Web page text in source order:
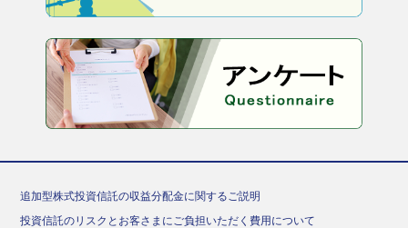
追加型株式投資信託の収益分配金に関するご説明
投資信託のリスクとお客さまにご負担いただく費用について